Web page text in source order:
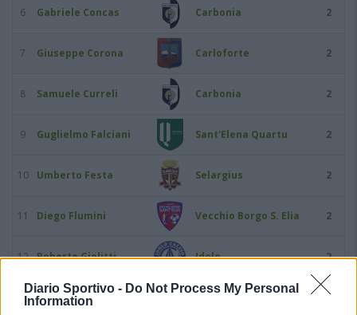
Diario Sportivo - Do Not Process My Personal
Information
6 Gabriele Concas Carbonia 2
7 Giuseppe Corona Carloforte 2
8 Samuele Curreli Carbonia 2
9 Guglielmo Falciani Sant'Elena Quartu 2
10 Umberto Festa Selargius 2
11 Diego Flumini Vecchio Borgo S. Elia 2
12 Roberto Giolitti Idolo 2
13 Nicola Lazzaro La Palma M.U. 2